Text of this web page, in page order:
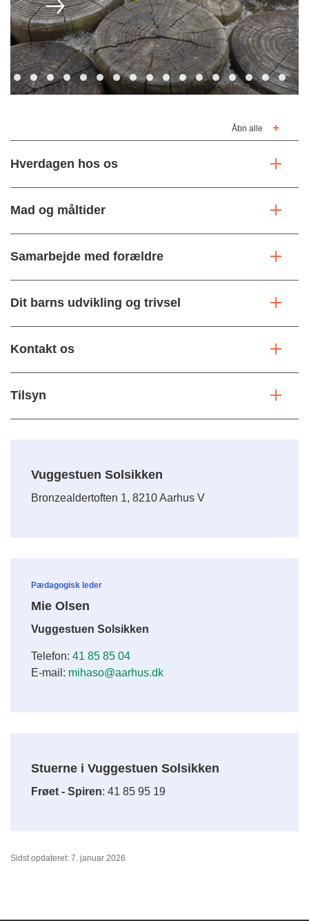
Åbn alle
Hverdagen hos os
Mad og måltider
Samarbejde med forældre
Dit barns udvikling og trivsel
Kontakt os
Tilsyn
Vuggestuen Solsikken
Bronzealdertoften 1, 8210 Aarhus V
Pædagogisk leder
Mie Olsen
Vuggestuen Solsikken
Telefon: 41 85 85 04
E-mail: mihaso@aarhus.dk
Stuerne i Vuggestuen Solsikken
Frøet - Spiren: 41 85 95 19
Sidst opdateret: 7. januar 2026